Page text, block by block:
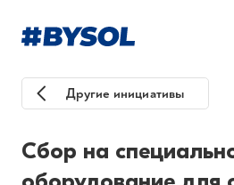
Другие инициативы
Сбор на